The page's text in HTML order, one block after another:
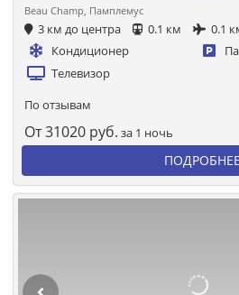
Beau Champ, Памплемус
3 км до центра 0.1 км
0.1
Кондиционер
Телевизор
По отзывам
От31020 руб. за 1 ночь
ПОДРОБНЕЕ